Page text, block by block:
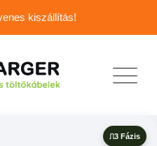
kiszállítás!
3 Fázis